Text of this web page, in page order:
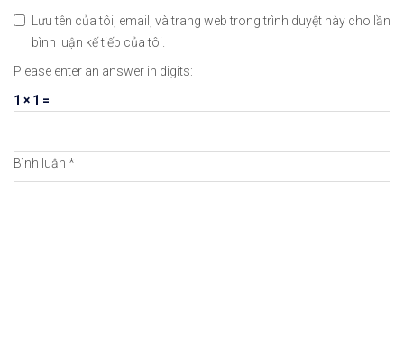
Lưu tên của tôi, email, và trang web trong trình duyệt này cho lần
bình luận kế tiếp của tôi.
Please enter an answer in digits:
1 × 1 =
Bình luận *